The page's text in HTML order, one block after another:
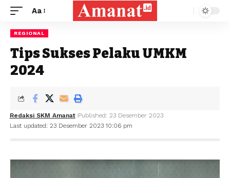
Aa
REGIONAL
Tips Sukses Pelaku UMKM
2024
Last updated: 23 Desember 2023 10:06 pm
Redaksi SKM Amanat Published: 23 Desember 2023